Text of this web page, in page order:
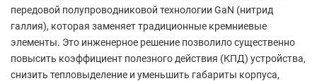
передовой полупроводниковой технологии GaN (нитрид
галлия), которая заменяет традиционные кремниевые
элементы. Это инженерное решение позволило существенно
повысить коэффициент полезного действия (КПД) устройства,
снизить тепловыделение и уменьшить габариты корпуса,